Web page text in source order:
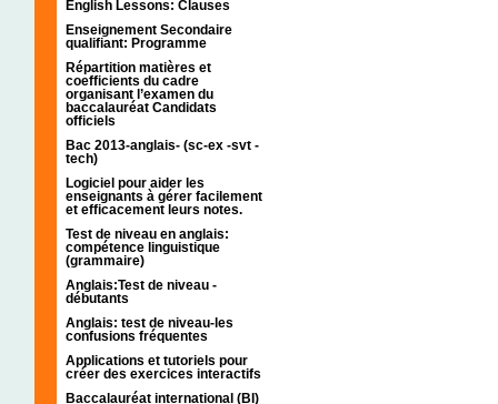
English Lessons: Clauses
Enseignement Secondaire
qualifiant: Programme
Répartition matières et
coefficients du cadre
organisant l’examen du
baccalauréat Candidats
officiels
Bac 2013-anglais- (sc-ex -svt -
tech)
Logiciel pour aider les
enseignants à gérer facilement
et efficacement leurs notes.
Test de niveau en anglais:
compétence linguistique
(grammaire)
Anglais:Test de niveau -
débutants
Anglais: test de niveau-les
confusions fréquentes
Applications et tutoriels pour
créer des exercices interactifs
Baccalauréat international (BI)